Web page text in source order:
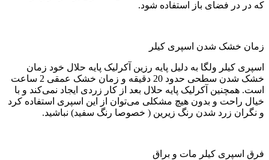
که در در فضای باز استفاده شود.
زمان خشک شدن اسپری کیلر
اسپری کیلر ولگا به دلیل پایه رزین آکرلیک پایه حلال خود زمان
خشک شدن سطحی حدود 20 دقیقه و زمان خشک عمقی 2 ساعت
است. همچنین آکرلیک پایه حلال بعد از کار زردی ایجاد نمی‌کند و با
خیال راحت و بدون هیچ مشکلی می‌توان از این اسپری استفاده کرد
و نگران زرد شدن رنگ زیرین ( خصوصا رنگ سفید) نباشید.
فرق اسپری کیلر مات و براق